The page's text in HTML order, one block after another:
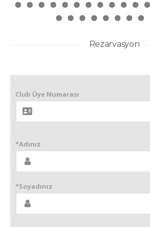
Rezarvasyon
Club Üye Numarası
*Adınız
*Soyadınız